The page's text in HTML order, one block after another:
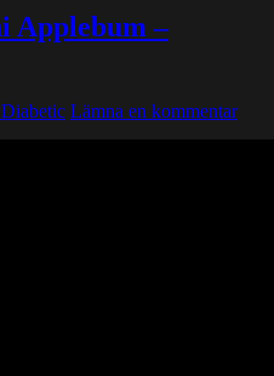
Applebum –
Lämna en kommentar